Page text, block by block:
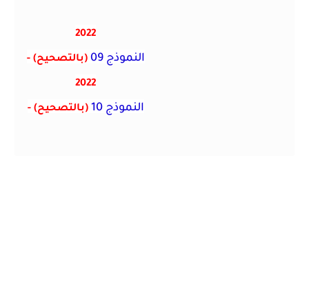
2022
- (بالتصحيح) النموذج 09
2022
- (بالتصحيح) النموذج 10